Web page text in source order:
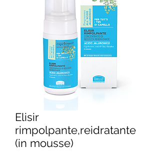
Elisir
rimpolpante,reidratante
(in mousse)